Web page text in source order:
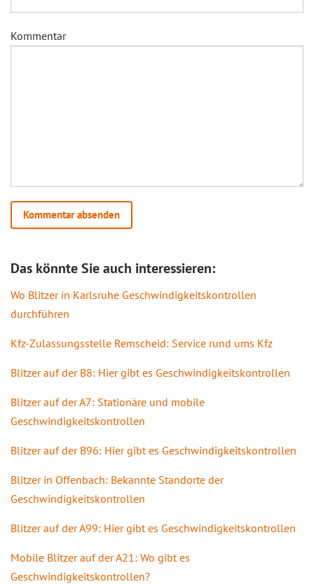
Kommentar
Das könnte Sie auch interessieren:
Wo Blitzer in Karlsruhe Geschwindigkeitskontrollen
durchführen
Kfz-Zulassungsstelle Remscheid: Service rund ums Kfz
Blitzer auf der B8: Hier gibt es Geschwindigkeitskontrollen
Blitzer auf der A7: Stationäre und mobile
Geschwindigkeitskontrollen
Blitzer auf der B96: Hier gibt es Geschwindigkeitskontrollen
Blitzer in Offenbach: Bekannte Standorte der
Geschwindigkeitskontrollen
Blitzer auf der A99: Hier gibt es Geschwindigkeitskontrollen
Mobile Blitzer auf der A21: Wo gibt es
Geschwindigkeitskontrollen?